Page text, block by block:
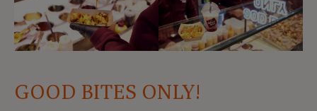
GOOD BITES ONLY!